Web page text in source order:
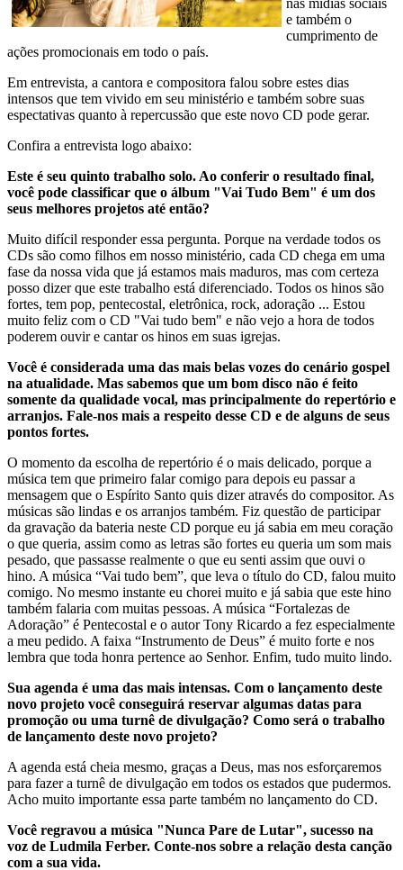
e também o
cumprimento de
ações promocionais em todo o país.
Em entrevista, a cantora e compositora falou sobre estes dias
intensos que tem vivido em seu ministério e também sobre suas
espectativas quanto à repercussão que este novo CD pode gerar.
Confira a entrevista logo abaixo:
Este é seu quinto trabalho solo. Ao conferir o resultado final,
você pode classificar que o álbum "Vai Tudo Bem" é um dos
seus melhores projetos até então?
Muito difícil responder essa pergunta. Porque na verdade todos os
CDs são como filhos em nosso ministério, cada CD chega em uma
fase da nossa vida que já estamos mais maduros, mas com certeza
posso dizer que este trabalho está diferenciado. Todos os hinos são
fortes, tem pop, pentecostal, eletrônica, rock, adoração ... Estou
muito feliz com o CD "Vai tudo bem" e não vejo a hora de todos
poderem ouvir e cantar os hinos em suas igrejas.
Você é considerada uma das mais belas vozes do cenário gospel
na atualidade. Mas sabemos que um bom disco não é feito
somente da qualidade vocal, mas principalmente do repertório e
arranjos. Fale-nos mais a respeito desse CD e de alguns de seus
pontos fortes.
O momento da escolha de repertório é o mais delicado, porque a
música tem que primeiro falar comigo para depois eu passar a
mensagem que o Espírito Santo quis dizer através do compositor. As
músicas são lindas e os arranjos também. Fiz questão de participar
da gravação da bateria neste CD porque eu já sabia em meu coração
o que queria, assim como as letras são fortes eu queria um som mais
pesado, que passasse realmente o que eu senti assim que ouvi o
hino. A música “Vai tudo bem”, que leva o título do CD, falou muito
comigo. No mesmo instante eu chorei muito e já sabia que este hino
também falaria com muitas pessoas. A música “Fortalezas de
Adoração” é Pentecostal e o autor Tony Ricardo a fez especialmente
a meu pedido. A faixa “Instrumento de Deus” é muito forte e nos
lembra que toda honra pertence ao Senhor. Enfim, tudo muito lindo.
Sua agenda é uma das mais intensas. Com o lançamento deste
novo projeto você conseguirá reservar algumas datas para
promoção ou uma turnê de divulgação? Como será o trabalho
de lançamento deste novo projeto?
A agenda está cheia mesmo, graças a Deus, mas nos esforçaremos
para fazer a turnê de divulgação em todos os estados que pudermos.
Acho muito importante essa parte também no lançamento do CD.
Você regravou a música "Nunca Pare de Lutar", sucesso na
voz de Ludmila Ferber. Conte-nos sobre a relação desta canção
com a sua vida.